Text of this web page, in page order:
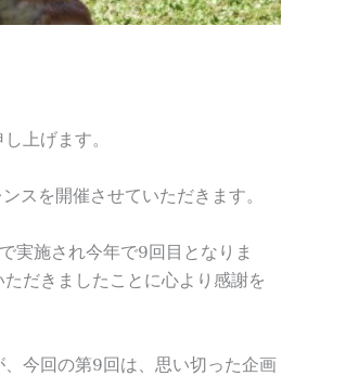
上げます。
スを開催させていただきます。
実施され今年で9回目となりま
だきましたことに心より感謝を
今回の第9回は、思い切った企画